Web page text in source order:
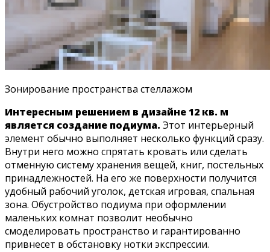
Зонирование пространства стеллажом
Интересным решением в дизайне 12 кв. м
является создание подиума. Этот интерьерный
элемент обычно выполняет несколько функций сразу.
Внутри него можно спрятать кровать или сделать
отменную систему хранения вещей, книг, постельных
принадлежностей. На его же поверхности получится
удобный рабочий уголок, детская игровая, спальная
зона. Обустройство подиума при оформлении
маленьких комнат позволит необычно
смоделировать пространство и гарантированно
привнесет в обстановку нотки экспрессии.